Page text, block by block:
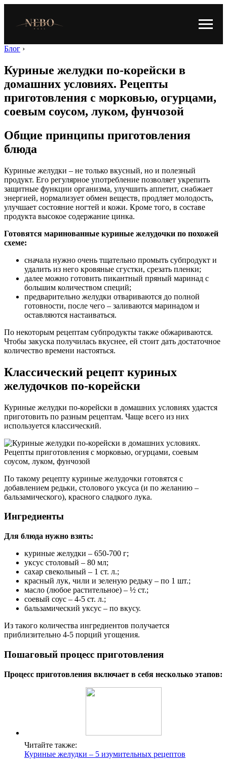
Блог ›
Куриные желудки по-корейски в
домашних условиях. Рецепты
приготовления с морковью, огурцами,
соевым соусом, луком, фунчозой
Общие принципы приготовления
блюда
Куриные желудки – не только вкусный, но и полезный
продукт. Его регулярное употребление позволяет укрепить
защитные функции организма, улучшить аппетит, снабжает
энергией, нормализует обмен веществ, продляет молодость,
улучшает состояние ногтей и кожи. Кроме того, в составе
продукта высокое содержание цинка.
Готовятся маринованные куриные желудочки по похожей
схеме:
сначала нужно очень тщательно промыть субпродукт и
удалить из него кровяные сгустки, срезать пленки;
далее можно готовить пикантный пряный маринад с
большим количеством специй;
предварительно желудки отвариваются до полной
готовности, после чего – заливаются маринадом и
оставляются настаиваться.
По некоторым рецептам субпродукты также обжариваются.
Чтобы закуска получилась вкуснее, ей стоит дать достаточное
количество времени настояться.
Классический рецепт куриных
желудочков по-корейски
Куриные желудки по-корейски в домашних условиях удастся
приготовить по разным рецептам. Чаще всего из них
используется классический.
По такому рецепту куриные желудочки готовятся с
добавлением редьки, столового уксуса (и по желанию –
бальзамического), красного сладкого лука.
Ингредиенты
Для блюда нужно взять:
куриные желудки – 650-700 г;
уксус столовый – 80 мл;
сахар свекольный – 1 ст. л.;
красный лук, чили и зеленую редьку – по 1 шт.;
масло (любое растительное) – ½ ст.;
соевый соус – 4-5 ст. л.;
бальзамический уксус – по вкусу.
Из такого количества ингредиентов получается
приблизительно 4-5 порций угощения.
Пошаговый процесс приготовления
Процесс приготовления включает в себя несколько этапов:
Читайте также:
Куриные желудки – 5 изумительных рецептов